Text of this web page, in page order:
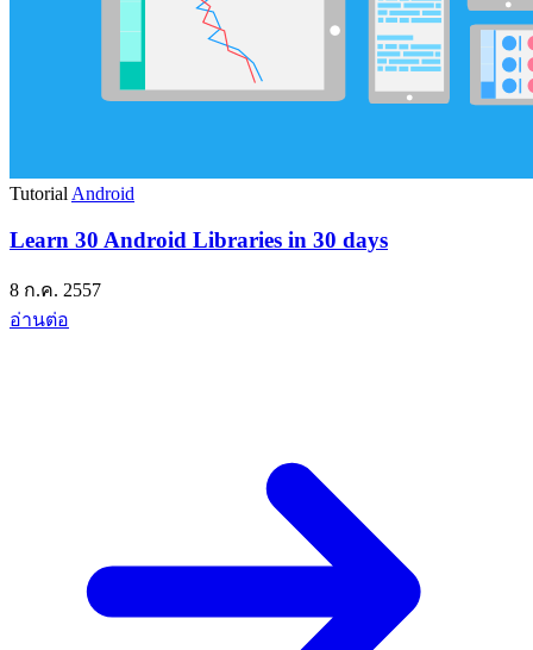
Tutorial Android
Learn 30 Android Libraries in 30 days
8 ก.ค. 2557
อ่านต่อ